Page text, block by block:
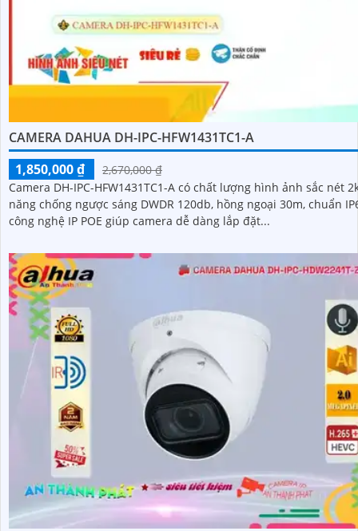
CAMERA DAHUA DH-IPC-HFW1431TC1-A
1,850,000 ₫
2,670,000 ₫
Camera DH-IPC-HFW1431TC1-A có chất lượng hình ảnh sắc nét
năng chống ngược sáng DWDR 120db, hồng ngoại 30m, chuẩn
công nghệ IP POE giúp camera dễ dàng lắp đặt...